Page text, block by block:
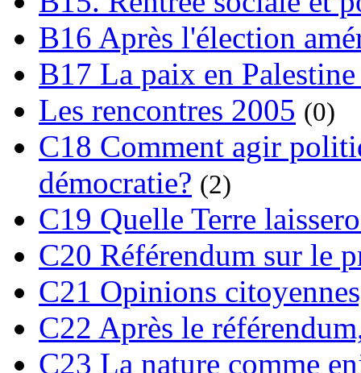
B16 Après l'élection
B17 La paix en
Les rencontres 2005 (0)
C18 Comment agir
démocratie? (2)
C19 Quelle Terre
C20 Référendum sur le
C21 Opinions
C22 Après le
C23 La nature comme